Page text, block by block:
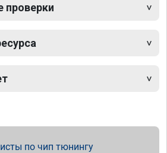
проверки
по чип тюнингу